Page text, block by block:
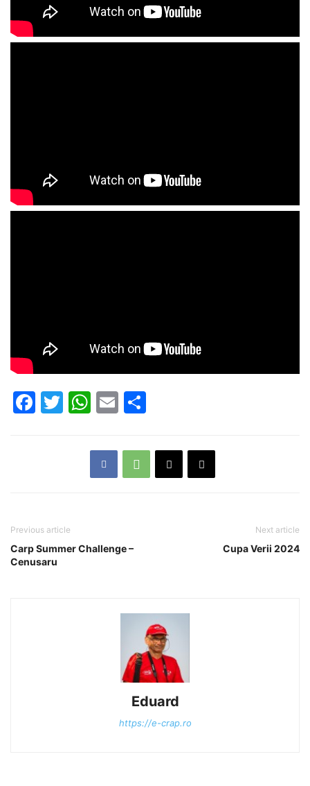
Facebook
Twitter
WhatsApp
Email
Previous article
Carp Summer Challenge –
Cenusaru
Next article
Cupa Verii 2024
Eduard
https://e-crap.ro